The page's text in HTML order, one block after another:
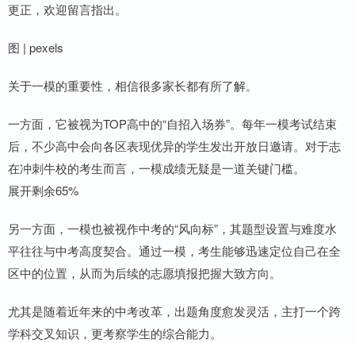
更正，欢迎留言指出。
图 | pexels
关于一模的重要性，相信很多家长都有所了解。
一方面，它被视为TOP高中的“自招入场券”。每年一模考试结束
后，不少高中会向各区表现优异的学生发出开放日邀请。对于志
在冲刺牛校的考生而言，一模成绩无疑是一道关键门槛。
展开剩余65%
另一方面，一模也被视作中考的“风向标”，其题型设置与难度水
平往往与中考高度契合。通过一模，考生能够迅速定位自己在全
区中的位置，从而为后续的志愿填报把握大致方向。
尤其是随着近年来的中考改革，出题角度愈发灵活，主打一个跨
学科交叉知识，更考察学生的综合能力。